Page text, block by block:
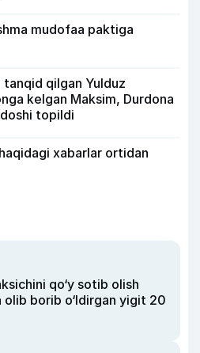
mudofaa paktiga
tanqid qilgan Yulduz
kelgan Maksim, Durdona
topildi
xabarlar ortidan
qo‘y sotib olish
olib borib o‘ldirgan yigit 20